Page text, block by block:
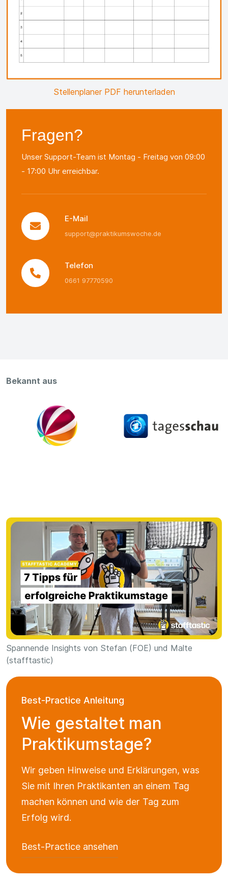
Stellenplaner PDF herunterladen
Fragen?
Unser Support-Team ist Montag - Freitag von 09:00
- 17:00 Uhr erreichbar.
E-Mail
support@praktikumswoche.de
Telefon
0661 97770590
Bekannt aus
Spannende Insights von Stefan (FOE) und Malte
(stafftastic)
Best-Practice Anleitung
Wie gestaltet man
Praktikumstage?
Wir geben Hinweise und Erklärungen, was
Sie mit Ihren Praktikanten an einem Tag
machen können und wie der Tag zum
Erfolg wird.
Best-Practice ansehen